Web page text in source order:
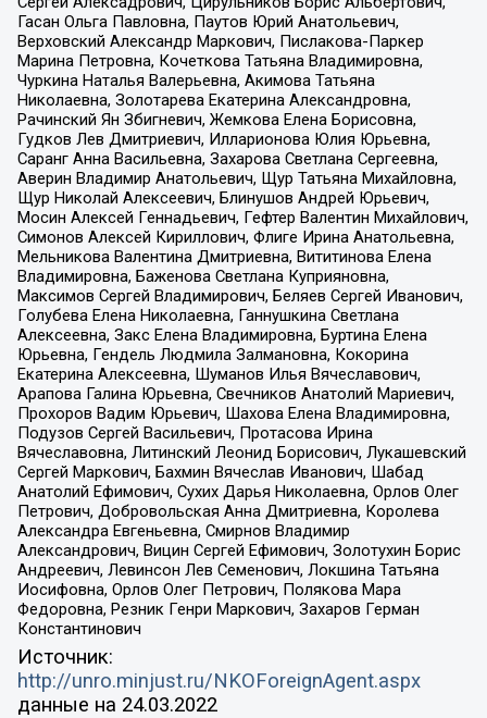
Гасан Ольга Павловна, Паутов Юрий Анатольевич,
Верховский Александр Маркович, Пислакова-Паркер
Марина Петровна, Кочеткова Татьяна Владимировна,
Чуркина Наталья Валерьевна, Акимова Татьяна
Николаевна, Золотарева Екатерина Александровна,
Рачинский Ян Збигневич, Жемкова Елена Борисовна,
Гудков Лев Дмитриевич, Илларионова Юлия Юрьевна,
Саранг Анна Васильевна, Захарова Светлана Сергеевна,
Аверин Владимир Анатольевич, Щур Татьяна Михайловна,
Щур Николай Алексеевич, Блинушов Андрей Юрьевич,
Мосин Алексей Геннадьевич, Гефтер Валентин Михайлович,
Симонов Алексей Кириллович, Флиге Ирина Анатольевна,
Мельникова Валентина Дмитриевна, Вититинова Елена
Владимировна, Баженова Светлана Куприяновна,
Максимов Сергей Владимирович, Беляев Сергей Иванович,
Голубева Елена Николаевна, Ганнушкина Светлана
Алексеевна, Закс Елена Владимировна, Буртина Елена
Юрьевна, Гендель Людмила Залмановна, Кокорина
Екатерина Алексеевна, Шуманов Илья Вячеславович,
Арапова Галина Юрьевна, Свечников Анатолий Мариевич,
Прохоров Вадим Юрьевич, Шахова Елена Владимировна,
Подузов Сергей Васильевич, Протасова Ирина
Вячеславовна, Литинский Леонид Борисович, Лукашевский
Сергей Маркович, Бахмин Вячеслав Иванович, Шабад
Анатолий Ефимович, Сухих Дарья Николаевна, Орлов Олег
Петрович, Добровольская Анна Дмитриевна, Королева
Александра Евгеньевна, Смирнов Владимир
Александрович, Вицин Сергей Ефимович, Золотухин Борис
Андреевич, Левинсон Лев Семенович, Локшина Татьяна
Иосифовна, Орлов Олег Петрович, Полякова Мара
Федоровна, Резник Генри Маркович, Захаров Герман
Константинович
Источник:
http://unro.minjust.ru/NKOForeignAgent.aspx
данные на 24.03.2022